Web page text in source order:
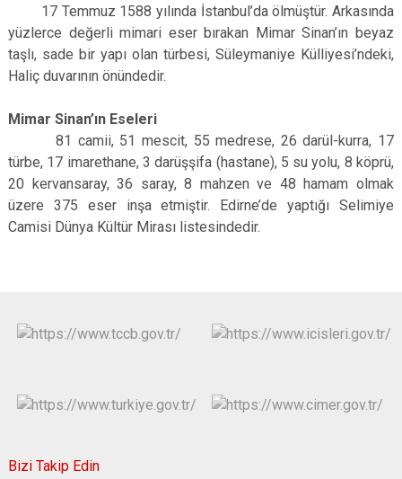
17 Temmuz 1588 yılında İstanbul’da ölmüştür. Arkasında
yüzlerce değerli mimari eser bırakan Mimar Sinan’ın beyaz
taşlı, sade bir yapı olan türbesi, Süleymaniye Külliyesi’ndeki,
Haliç duvarının önündedir.
Mimar Sinan’ın Eseleri
81 camii, 51 mescit, 55 medrese, 26 darül-kurra, 17
türbe, 17 imarethane, 3 darüşşifa (hastane), 5 su yolu, 8 köprü,
20 kervansaray, 36 saray, 8 mahzen ve 48 hamam olmak
üzere 375 eser inşa etmiştir. Edirne’de yaptığı Selimiye
Camisi Dünya Kültür Mirası listesindedir.
Bizi Takip Edin